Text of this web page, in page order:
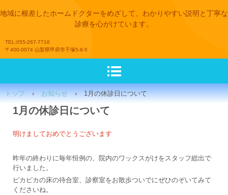
地域に根差したホームドクターをめざして、わかりやすい説明と丁寧な
診療を心がけています。
TEL:055-267-7716
〒400-0074 山梨県甲府市千塚5-8-5
トップ › お知らせ › 1月の休診日について
1月の休診日について
明けましておめでとうございます
昨年の終わりに毎年恒例の、院内のワックスがけをスタッフ総出で
行いました。
ピカピカの床の待合室、診察室をお散歩ついでにぜひのぞいてみて
くださいね。